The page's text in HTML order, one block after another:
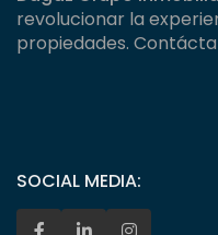
revolucionar la
propiedades.
SOCIAL MEDIA: